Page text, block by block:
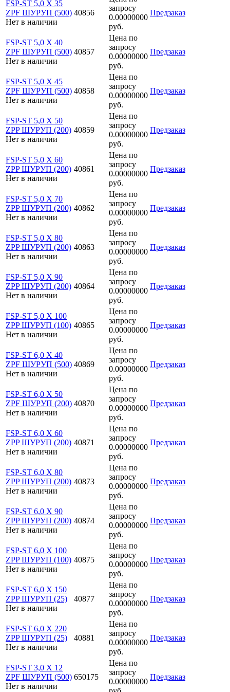
FSP-ST 5,0 X 35
ZPF ШУРУП (500)
Нет в наличии
40856
запросу
0.00000000
руб.
Предзаказ
FSP-ST 5,0 X 40
ZPF ШУРУП (500)
Нет в наличии
40857
Цена по
запросу
0.00000000
руб.
Предзаказ
FSP-ST 5,0 X 45
ZPF ШУРУП (500)
Нет в наличии
40858
Цена по
запросу
0.00000000
руб.
Предзаказ
FSP-ST 5,0 X 50
ZPP ШУРУП (200)
Нет в наличии
40859
Цена по
запросу
0.00000000
руб.
Предзаказ
FSP-ST 5,0 X 60
ZPP ШУРУП (200)
Нет в наличии
40861
Цена по
запросу
0.00000000
руб.
Предзаказ
FSP-ST 5,0 X 70
ZPP ШУРУП (200)
Нет в наличии
40862
Цена по
запросу
0.00000000
руб.
Предзаказ
FSP-ST 5,0 X 80
ZPP ШУРУП (200)
Нет в наличии
40863
Цена по
запросу
0.00000000
руб.
Предзаказ
FSP-ST 5,0 X 90
ZPP ШУРУП (200)
Нет в наличии
40864
Цена по
запросу
0.00000000
руб.
Предзаказ
FSP-ST 5,0 X 100
ZPP ШУРУП (100)
Нет в наличии
40865
Цена по
запросу
0.00000000
руб.
Предзаказ
FSP-ST 6,0 X 40
ZPF ШУРУП (500)
Нет в наличии
40869
Цена по
запросу
0.00000000
руб.
Предзаказ
FSP-ST 6,0 X 50
ZPF ШУРУП (200)
Нет в наличии
40870
Цена по
запросу
0.00000000
руб.
Предзаказ
FSP-ST 6,0 X 60
ZPP ШУРУП (200)
Нет в наличии
40871
Цена по
запросу
0.00000000
руб.
Предзаказ
FSP-ST 6,0 X 80
ZPP ШУРУП (200)
Нет в наличии
40873
Цена по
запросу
0.00000000
руб.
Предзаказ
FSP-ST 6,0 X 90
ZPP ШУРУП (200)
Нет в наличии
40874
Цена по
запросу
0.00000000
руб.
Предзаказ
FSP-ST 6,0 X 100
ZPP ШУРУП (100)
Нет в наличии
40875
Цена по
запросу
0.00000000
руб.
Предзаказ
FSP-ST 6,0 X 150
ZPP ШУРУП (25)
Нет в наличии
40877
Цена по
запросу
0.00000000
руб.
Предзаказ
FSP-ST 6,0 X 220
ZPP ШУРУП (25)
Нет в наличии
40881
Цена по
запросу
0.00000000
руб.
Предзаказ
FSP-ST 3,0 X 12
ZPF ШУРУП (500)
Нет в наличии
650175
Цена по
запросу
0.00000000
Предзаказ